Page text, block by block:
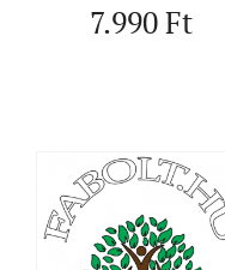
7.990Ft